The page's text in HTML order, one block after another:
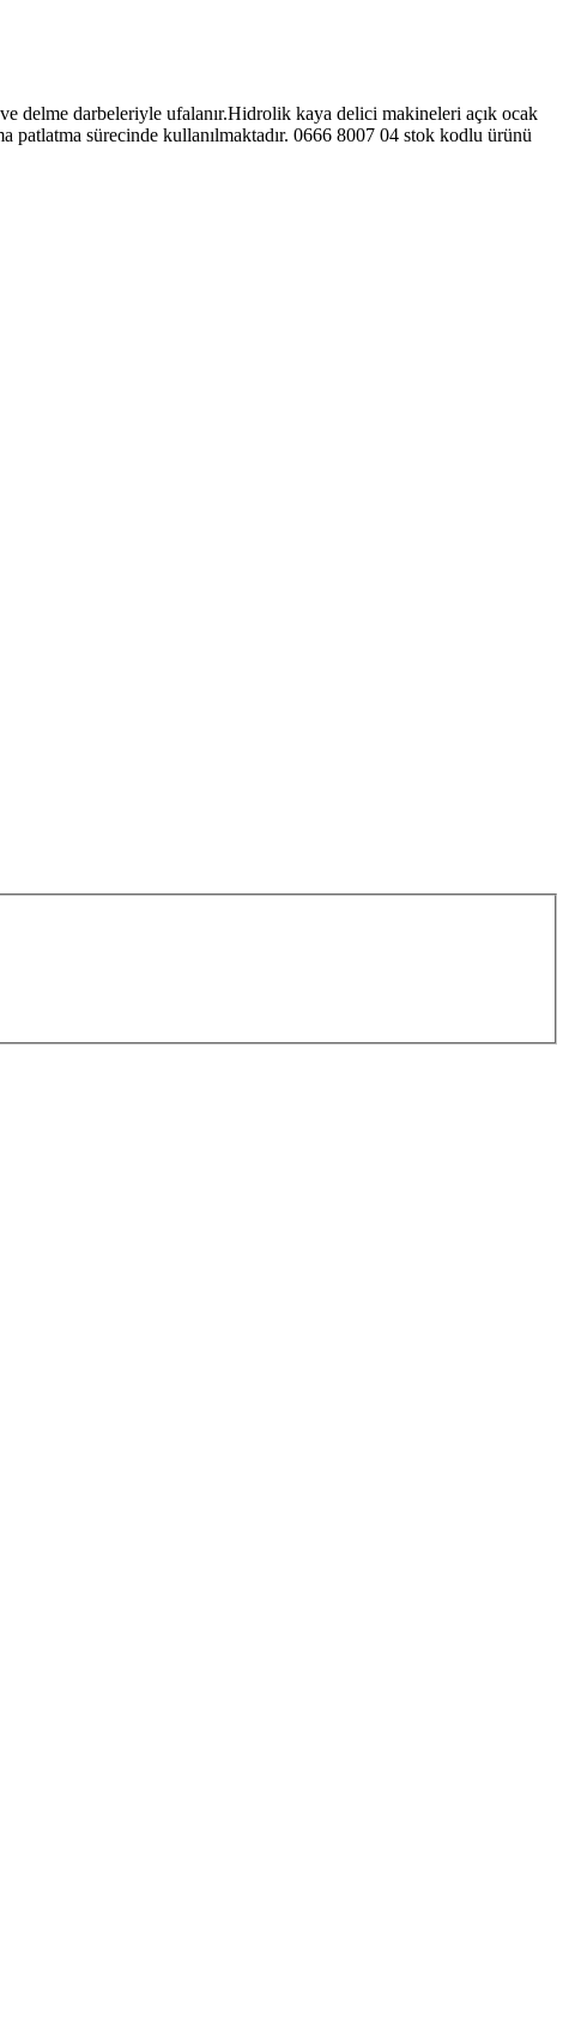
delme darbeleriyle ufalanır.Hidrolik kaya delici makineleri açık ocak
patlatma sürecinde kullanılmaktadır. 0666 8007 04 stok kodlu ürünü